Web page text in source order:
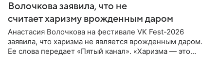
Волочкова заявила, что не
считает харизму врожденным даром
Анастасия Волочкова на фестивале VK Fest-2026
заявила, что харизма не является врожденным даром.
Ее слова передает «Пятый канал». «Харизма — это